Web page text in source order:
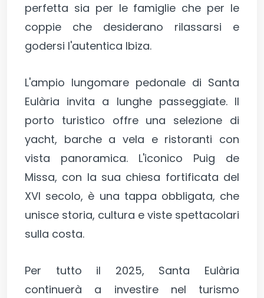
perfetta sia per le famiglie che per le
coppie che desiderano rilassarsi e
godersi l'autentica Ibiza.
L'ampio lungomare pedonale di Santa
Eulària invita a lunghe passeggiate. Il
porto turistico offre una selezione di
yacht, barche a vela e ristoranti con
vista panoramica. L'iconico Puig de
Missa, con la sua chiesa fortificata del
XVI secolo, è una tappa obbligata, che
unisce storia, cultura e viste spettacolari
sulla costa.
Per tutto il 2025, Santa Eulària
continuerà a investire nel turismo